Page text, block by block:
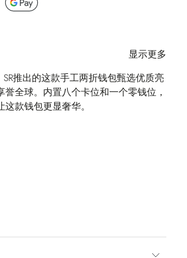
显示更多
推出的这款手工两折钱包甄选优质亮
全球。内置八个卡位和一个零钱位，
款钱包更显奢华。